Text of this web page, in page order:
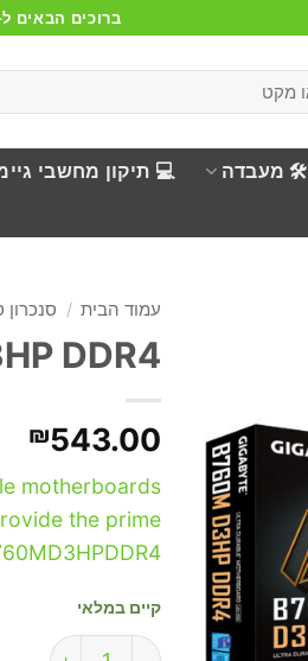
ברוכים הבאים
🛠️ מעבדה 💻 תיקון מחשבי
עמוד הבית /
DDR4
₪543.00
motherboards
the prime
קיים במלאי
כמות של Gigabyte B760M D3HP DDR4